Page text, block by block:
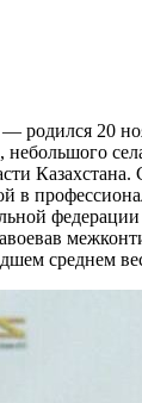
— родился 20
небольшого
Казахстана.
в
федерации
среднем